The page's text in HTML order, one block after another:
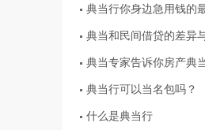
典当行你身边急用钱的
典当和民间借贷的差异
典当专家告诉你房产典
典当行可以当名包吗？
什么是典当行